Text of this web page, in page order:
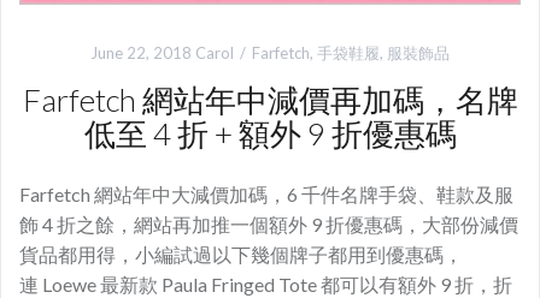
June 22, 2018 Carol Farfetch, 手袋鞋履, 服裝飾品
Farfetch 網站年中減價再加碼，名牌
低至 4 折 + 額外 9 折優惠碼
Farfetch 網站年中大減價加碼，6 千件名牌手袋、鞋款及服
飾 4 折之餘，網站再加推一個額外 9 折優惠碼，大部份減價
貨品都用得，小編試過以下幾個牌子都用到優惠碼，
連 Loewe 最新款 Paula Fringed Tote 都可以有額外 9 折，折